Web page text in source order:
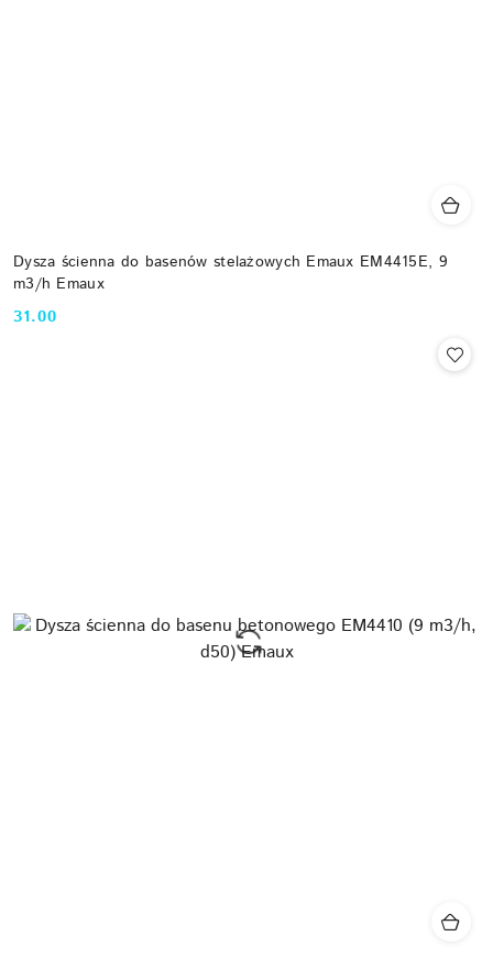
Dysza ścienna do basenów stelażowych Emaux EM4415E, 9
m3/h Emaux
Cena:
31.00